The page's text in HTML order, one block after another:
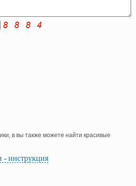
в вы также можете найти красивые
- инструкция